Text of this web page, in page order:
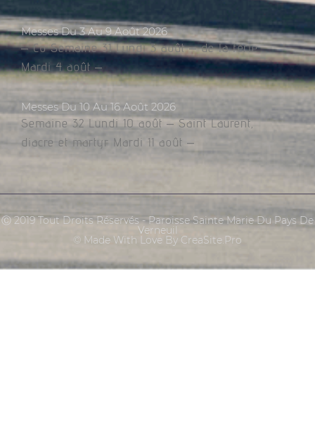
Messes Du 3 Au 9 Août 2026
– Co Semaine 31 Lundi 3 août – de la férie
Mardi 4 août –
Messes Du 10 Au 16 Août 2026
Semaine 32 Lundi 10 août – Saint Laurent,
diacre et martyr Mardi 11 août –
Ⓒ 2019 Tout Droits Réservés - Paroisse Sainte Marie Du Pays De
Verneuil
© Made With Love By CreaSite.Pro